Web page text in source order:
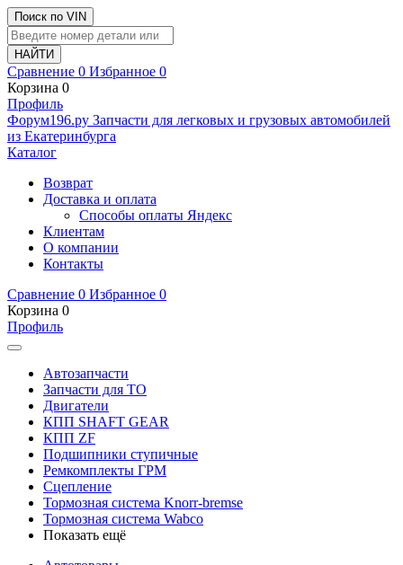
Поиск по VIN
Сравнение 0 Избранное 0
Корзина 0
Профиль
Фoрум196.ру Запчасти для легковых и грузовых автомобилей
из Екатеринбурга
Каталог
Возврат
Доставка и оплата
Способы оплаты Яндекс
Клиентам
О компании
Контакты
Сравнение 0 Избранное 0
Корзина 0
Профиль
Автозапчасти
Запчасти для ТО
Двигатели
КПП SHAFT GEAR
КПП ZF
Подшипники ступичные
Ремкомплекты ГРМ
Сцепление
Тормозная система Knorr-bremse
Тормозная система Wabco
Показать ещё